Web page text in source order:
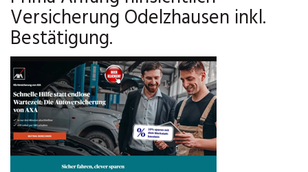
Versicherung Odelzhausen inkl.
Bestätigung.